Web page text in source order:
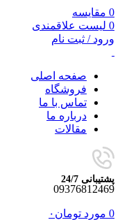
0 مقایسه
0 لیست علاقمندی
ورود / ثبت نام
صفحه اصلی
فروشگاه
تماس با ما
درباره ما
مقالات
پشتیبانی 24/7
09376812469
0 مورد تومان ۰